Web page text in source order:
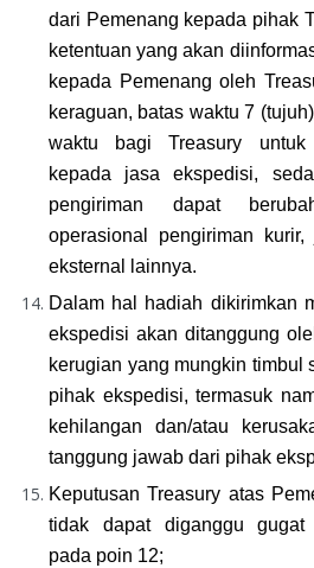
dari Pemenang kepada pihak
ketentuan yang akan
kepada Pemenang oleh
keraguan, batas waktu 7
waktu bagi Treasury untuk
kepada jasa ekspedisi,
pengiriman dapat
operasional pengiriman
eksternal lainnya.
Dalam hal hadiah dikirimkan
ekspedisi akan ditanggung
kerugian yang mungkin timbul
pihak ekspedisi, termasuk
kehilangan dan/atau
tanggung jawab dari pihak
Keputusan Treasury atas
tidak dapat diganggu gugat
pada poin 12;